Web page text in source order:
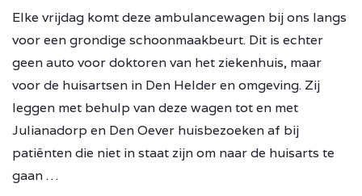
Elke vrijdag komt deze ambulancewagen bij ons langs
voor een grondige schoonmaakbeurt. Dit is echter
geen auto voor doktoren van het ziekenhuis, maar
voor de huisartsen in Den Helder en omgeving. Zij
leggen met behulp van deze wagen tot en met
Julianadorp en Den Oever huisbezoeken af bij
patiënten die niet in staat zijn om naar de huisarts te
gaan …